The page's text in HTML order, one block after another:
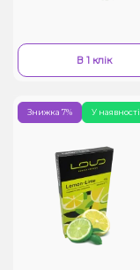
В 1 клік
У наявності
Знижка 7%